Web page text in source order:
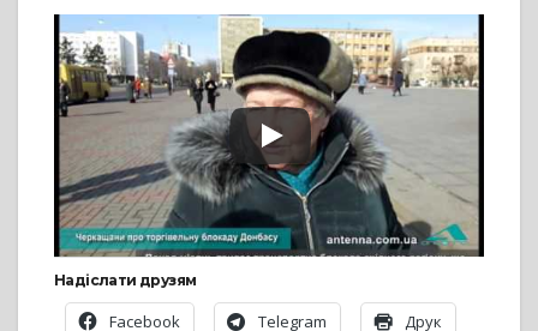
Надіслати друзям
Facebook Telegram Друк